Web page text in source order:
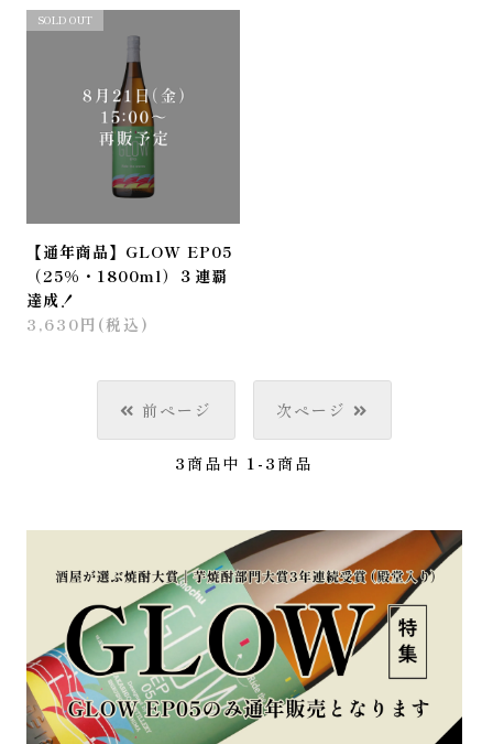
おすすめ
【通年商品】GLOW EP05
（25%・1800ml）３連覇
達成！
3,630円(税込)
SOLD OUT
前ページ 次ページ
3 商品中 1-3 商品